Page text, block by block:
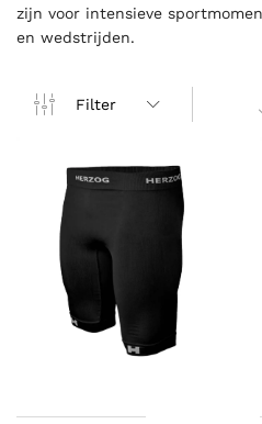
zijn voor intensieve
en wedstrijden.
Filter